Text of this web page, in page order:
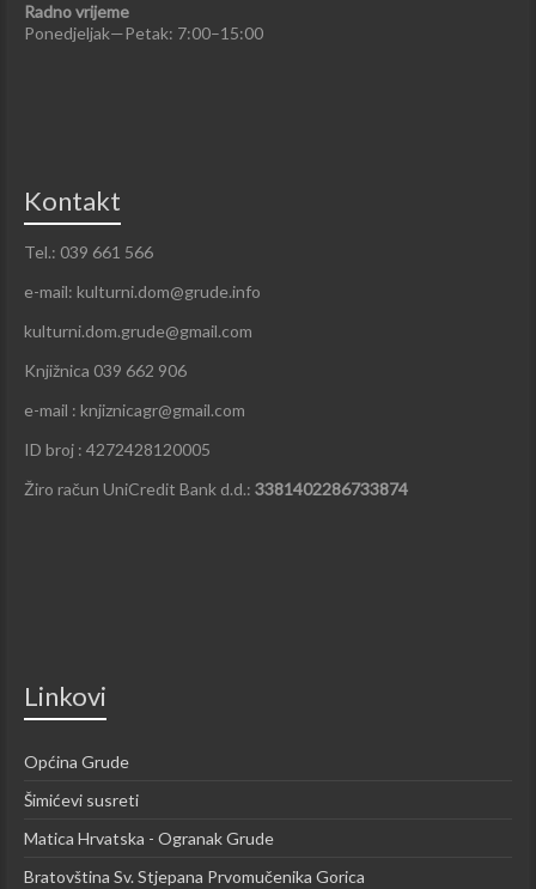
Radno vrijeme
Ponedjeljak—Petak: 7:00–15:00
Kontakt
Tel.: 039 661 566
e-mail: kulturni.dom@grude.info
kulturni.dom.grude@gmail.com
Knjižnica 039 662 906
e-mail : knjiznicagr@gmail.com
ID broj : 4272428120005
Žiro račun UniCredit Bank d.d.: 3381402286733874
Linkovi
Općina Grude
Šimićevi susreti
Matica Hrvatska - Ogranak Grude
Bratovština Sv. Stjepana Prvomučenika Gorica